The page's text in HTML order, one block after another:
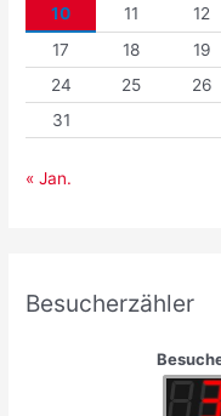
10
11 12
17
18 19
24
25 26
31
« Jan.
Besucherzähler